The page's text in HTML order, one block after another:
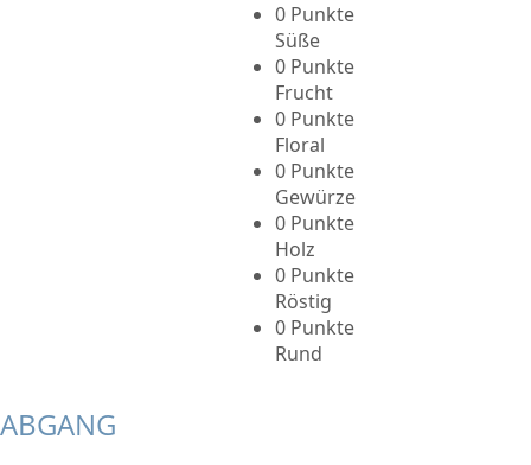
0 Punkte
Süße
0 Punkte
Frucht
0 Punkte
Floral
0 Punkte
Gewürze
0 Punkte
Holz
0 Punkte
Röstig
0 Punkte
Rund
ABGANG